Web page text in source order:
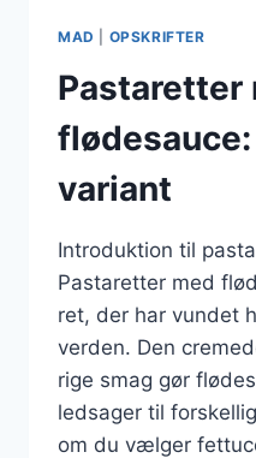
MAD OPSKRIFTER
Pastaretter
variant
Introduktion til
Pastaretter med
ret, der har vundet
verden. Den
rige smag gør
ledsager til
om du vælger